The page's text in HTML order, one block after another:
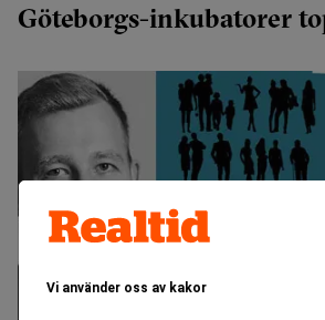
Vi använder oss av kakor
Göteborgs-inkubatorer